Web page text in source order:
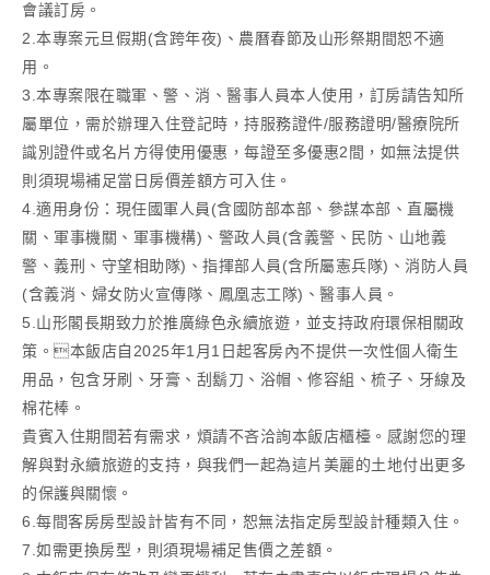
會議訂房。
2.本專案元旦假期(含跨年夜)、農曆春節及山形祭期間恕不適
用。
3.本專案限在職軍、警、消、醫事人員本人使用，訂房請告知所
屬單位，需於辦理入住登記時，持服務證件/服務證明/醫療院所
識別證件或名片方得使用優惠，每證至多優惠2間，如無法提供
則須現場補足當日房價差額方可入住。
4.適用身份：現任國軍人員(含國防部本部、參謀本部、直屬機
關、軍事機關、軍事機構)、警政人員(含義警、民防、山地義
警、義刑、守望相助隊)、指揮部人員(含所屬憲兵隊)、消防人員
(含義消、婦女防火宣傳隊、鳳凰志工隊)、醫事人員。
5.山形閣長期致力於推廣綠色永續旅遊，並支持政府環保相關政
策。本飯店自2025年1月1日起客房內不提供一次性個人衛生
用品，包含牙刷、牙膏、刮鬍刀、浴帽、修容組、梳子、牙線及
棉花棒。
貴賓入住期間若有需求，煩請不吝洽詢本飯店櫃檯。感謝您的理
解與對永續旅遊的支持，與我們一起為這片美麗的土地付出更多
的保護與關懷。
6.每間客房房型設計皆有不同，恕無法指定房型設計種類入住。
7.如需更換房型，則須現場補足售價之差額。